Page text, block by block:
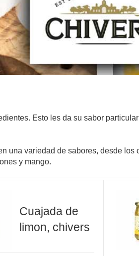
Esto les da su sabor
una variedad de sabores, desde
y mango.
Cuajada de
limon, chivers